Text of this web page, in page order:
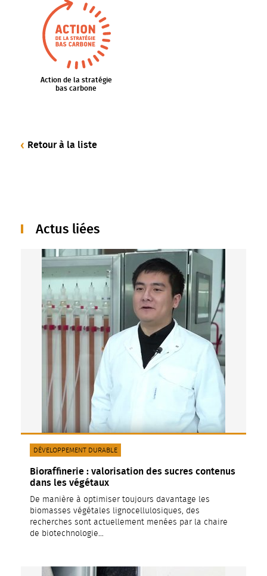
Action de la stratégie
bas carbone
Retour à la liste
Actus liées
Bioraffinerie : valorisation des sucres contenus
dans les végétaux
De manière à optimiser toujours davantage les
biomasses végétales lignocellulosiques, des
recherches sont actuellement menées par la chaire
de biotechnologie…
CATÉGORIE(S) :
DÉVELOPPEMENT DURABLE